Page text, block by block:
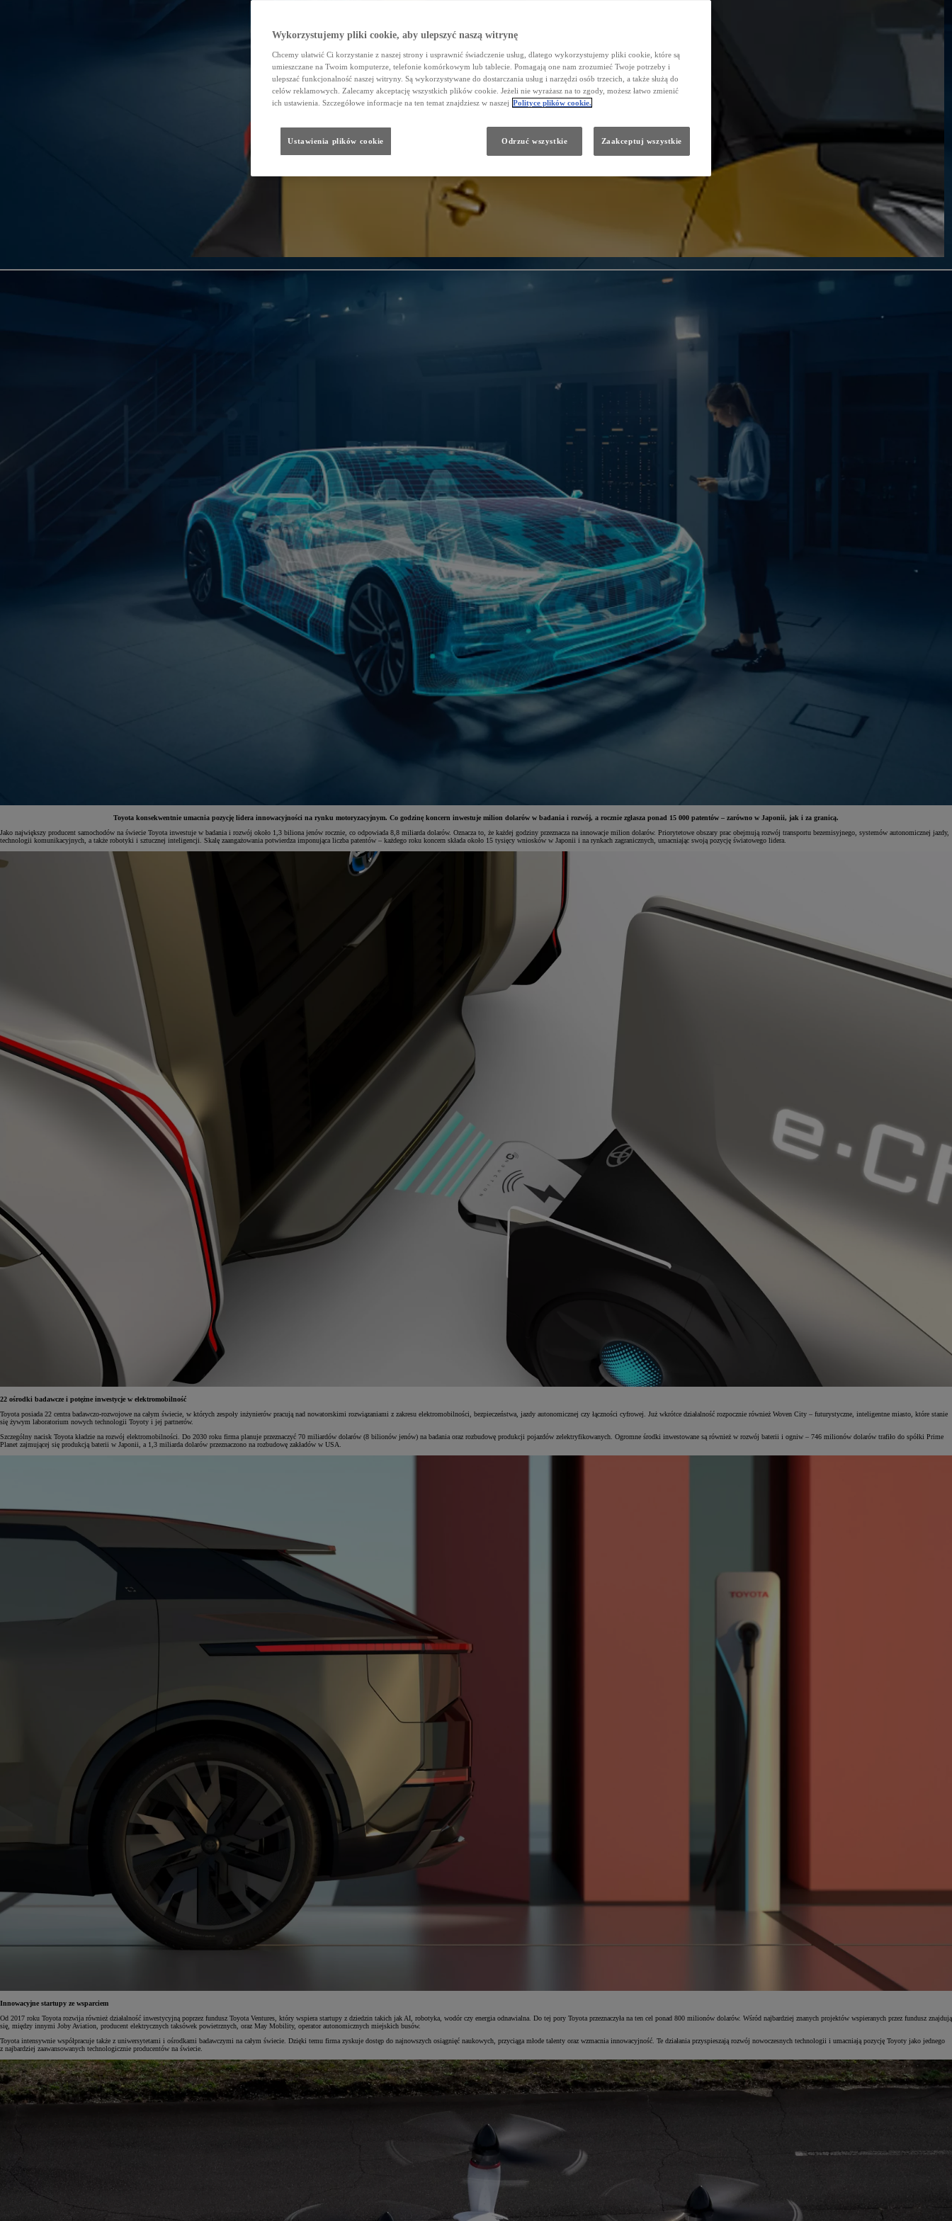
HYBRID
Toyota konsekwentnie umacnia pozycję lidera innowacyjności na rynku motoryzacyjnym. Co godzinę koncern inwestuje milion dolarów w badania i rozwój, a rocznie zgłasza ponad 15 000 patentów – zarówno w Japonii, jak i za granicą.
Jako największy producent samochodów na świecie Toyota inwestuje w badania i rozwój około 1,3 biliona jenów rocznie, co odpowiada 8,8 miliarda dolarów. Oznacza to, że każdej godziny przeznacza na innowacje milion dolarów. Priorytetowe obszary prac obejmują rozwój transportu bezemisyjnego, systemów autonomicznej jazdy,
technologii komunikacyjnych, a także robotyki i sztucznej inteligencji. Skalę zaangażowania potwierdza imponująca liczba patentów – każdego roku koncern składa około 15 tysięcy wniosków w Japonii i na rynkach zagranicznych, umacniając swoją pozycję światowego lidera.
22 ośrodki badawcze i potężne inwestycje w elektromobilność
Toyota posiada 22 centra badawczo-rozwojowe na całym świecie, w których zespoły inżynierów pracują nad nowatorskimi rozwiązaniami z zakresu elektromobilności, bezpieczeństwa, jazdy autonomicznej czy łączności cyfrowej. Już wkrótce działalność rozpocznie również Woven City – futurystyczne, inteligentne miasto, które stanie
się żywym laboratorium nowych technologii Toyoty i jej partnerów.
Szczególny nacisk Toyota kładzie na rozwój elektromobilności. Do 2030 roku firma planuje przeznaczyć 70 miliardów dolarów (8 bilionów jenów) na badania oraz rozbudowę produkcji pojazdów zelektryfikowanych. Ogromne środki inwestowane są również w rozwój baterii i ogniw – 746 milionów dolarów trafiło do spółki Prime
Planet zajmującej się produkcją baterii w Japonii, a 1,3 miliarda dolarów przeznaczono na rozbudowę zakładów w USA.
Innowacyjne startupy ze wsparciem
Od 2017 roku Toyota rozwija również działalność inwestycyjną poprzez fundusz Toyota Ventures, który wspiera startupy z dziedzin takich jak AI, robotyka, wodór czy energia odnawialna. Do tej pory Toyota przeznaczyła na ten cel ponad 800 milionów dolarów. Wśród najbardziej znanych projektów wspieranych przez fundusz znajdują
się, między innymi Joby Aviation, producent elektrycznych taksówek powietrznych, oraz May Mobility, operator autonomicznych miejskich busów.
Toyota intensywnie współpracuje także z uniwersytetami i ośrodkami badawczymi na całym świecie. Dzięki temu firma zyskuje dostęp do najnowszych osiągnięć naukowych, przyciąga młode talenty oraz wzmacnia innowacyjność. Te działania przyspieszają rozwój nowoczesnych technologii i umacniają pozycję Toyoty jako jednego
z najbardziej zaawansowanych technologicznie producentów na świecie.
Wykorzystujemy pliki cookie, aby ulepszyć naszą witrynę
Chcemy ułatwić Ci korzystanie z naszej strony i usprawnić świadczenie usług, dlatego wykorzystujemy pliki cookie, które są
umieszczane na Twoim komputerze, telefonie komórkowym lub tablecie. Pomagają one nam zrozumieć Twoje potrzeby i
ulepszać funkcjonalność naszej witryny. Są wykorzystywane do dostarczania usług i narzędzi osób trzecich, a także służą do
celów reklamowych. Zalecamy akceptację wszystkich plików cookie. Jeżeli nie wyrażasz na to zgody, możesz łatwo zmienić
ich ustawienia. Szczegółowe informacje na ten temat znajdziesz w naszej Polityce plików cookie.
Odrzuć wszystkie Zaakceptuj wszystkie
Ustawienia plików cookie